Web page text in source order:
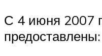
С 4 июня 2007
предоставлены: